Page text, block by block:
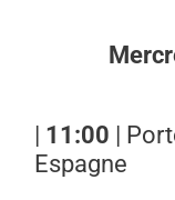
11:00
|
Espagne